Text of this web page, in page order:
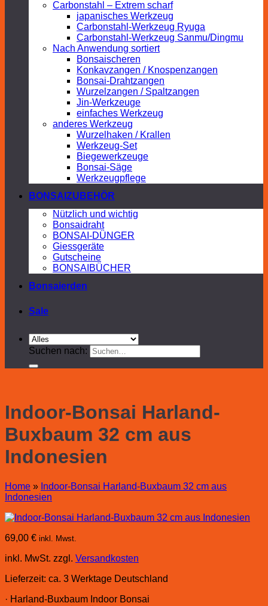
Carbonstahl – Extrem scharf
japanisches Werkzeug
Carbonstahl-Werkzeug Ryuga
Carbonstahl-Werkzeug Sanmu/Dingmu
Nach Anwendung sortiert
Bonsaischeren
Konkavzangen / Knospenzangen
Bonsai-Drahtzangen
Wurzelzangen / Spaltzangen
Jin-Werkzeuge
einfaches Werkzeug
anderes Werkzeug
Wurzelhaken / Krallen
Werkzeug-Set
Biegewerkzeuge
Bonsai-Säge
Werkzeugpflege
BONSAIZUBEHÖR
Nützlich und wichtig
Bonsaidraht
BONSAI-DÜNGER
Giessgeräte
Gutscheine
BONSAIBÜCHER
Bonsaierden
Sale
Suchen nach:
Indoor-Bonsai Harland-
Buxbaum 32 cm aus
Indonesien
Home » Indoor-Bonsai Harland-Buxbaum 32 cm aus
Indonesien
69,00 € inkl. Mwst.
inkl. MwSt. zzgl. Versandkosten
Lieferzeit: ca. 3 Werktage Deutschland
· Harland-Buxbaum Indoor Bonsai